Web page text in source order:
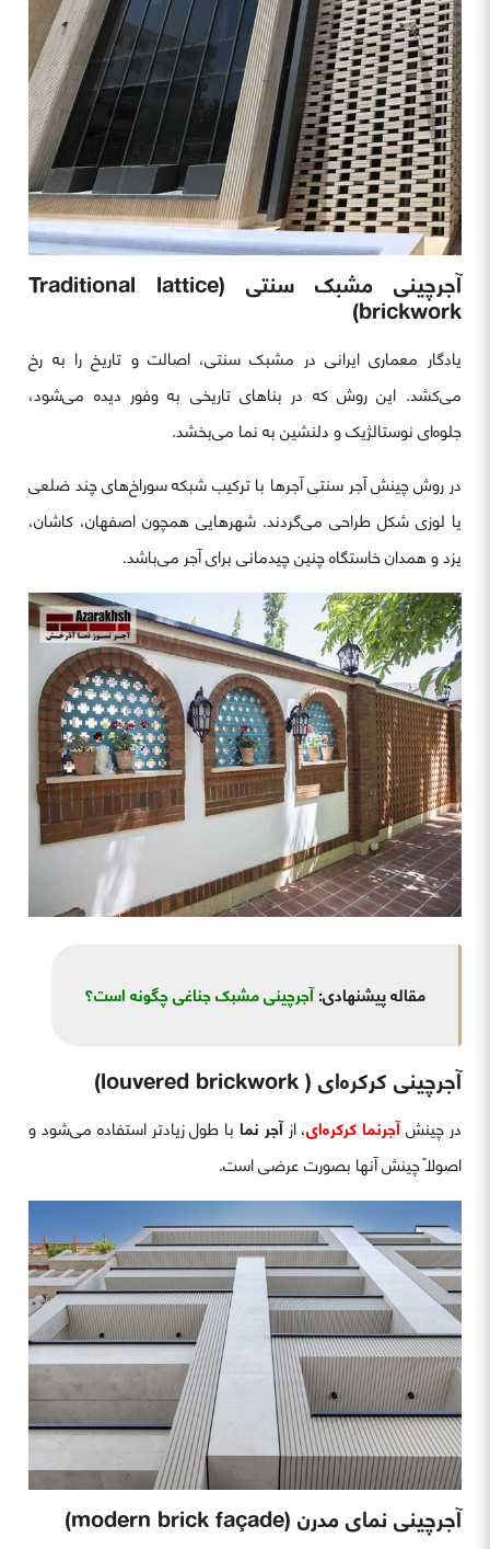
آجرچینی مشبک سنتی (Traditional lattice
brickwork)
یادگار معماری ایرانی در مشبک سنتی، اصالت و تاریخ را به رخ
می‌کشد. این روش که در بناهای تاریخی به وفور دیده می‌شود،
جلوه‌ای نوستالژیک و دلنشین به نما می‌بخشد.
در روش چینش آجر سنتی آجرها با ترکیب شبکه سوراخ‌های چند ضلعی
یا لوزی شکل طراحی می‌گردند. شهرهایی همچون اصفهان، کاشان،
یزد و همدان خاستگاه چنین چیدمانی برای آجر می‌باشد.
مقاله پیشنهادی:آجرچینی مشبک جناغی چگونه است؟
آجرچینی کرکره‌ای (louvered brickwork)
در چینشآجرنما کرکره‌ای، ازآجر نمابا طول زیادتر استفاده می‌شود و
اصولاً چینش آنها بصورت عرضی است.
آجرچینی نمای مدرن (modern brick façade)